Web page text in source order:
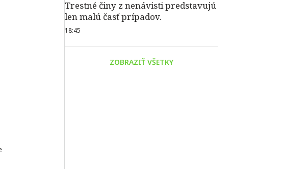
Trestné činy z nenávisti predstavujú
len malú časť prípadov.
18:45
ZOBRAZIŤ VŠETKY